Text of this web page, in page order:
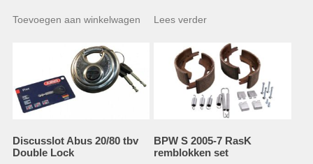
Toevoegen aan winkelwagen Lees verder
Discusslot Abus 20/80 tbv
Double Lock
BPW S 2005-7 RasK
remblokken set